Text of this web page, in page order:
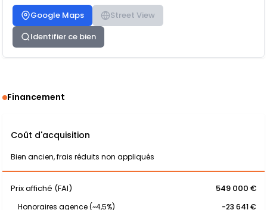
Google Maps
Street View
Identifier ce bien
Financement
Coût d'acquisition
Bien ancien, frais réduits non appliqués
Prix affiché (FAI) 549 000 €
Honoraires agence (~4,5%)
-23 641 €